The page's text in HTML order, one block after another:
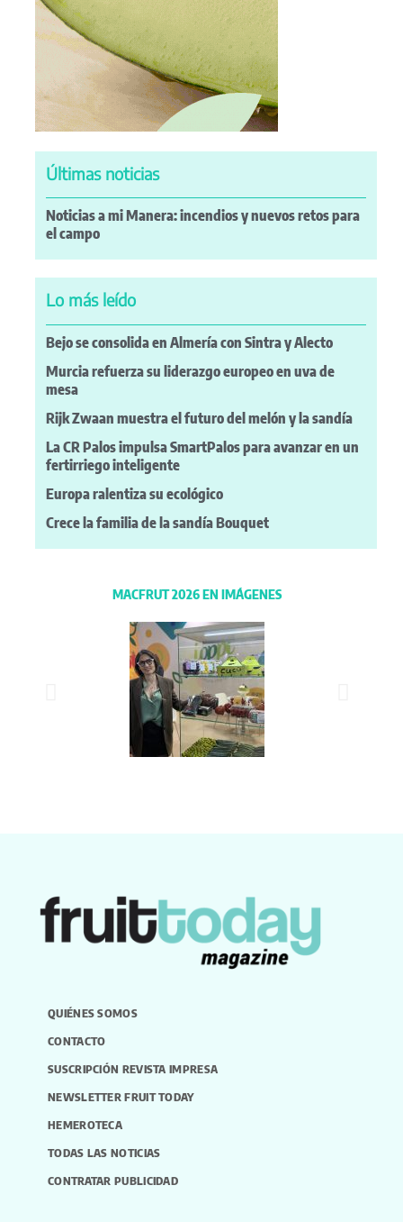
Últimas noticias
Noticias a mi Manera: incendios y nuevos retos para
el campo
Lo más leído
Bejo se consolida en Almería con Sintra y Alecto
Murcia refuerza su liderazgo europeo en uva de
mesa
Rijk Zwaan muestra el futuro del melón y la sandía
La CR Palos impulsa SmartPalos para avanzar en un
fertirriego inteligente
Europa ralentiza su ecológico
Crece la familia de la sandía Bouquet
MACFRUT 2026 EN IMÁGENES
QUIÉNES SOMOS
CONTACTO
SUSCRIPCIÓN REVISTA IMPRESA
NEWSLETTER FRUIT TODAY
HEMEROTECA
TODAS LAS NOTICIAS
CONTRATAR PUBLICIDAD